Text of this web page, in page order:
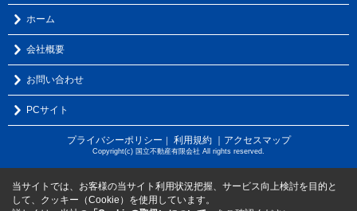
ホーム
会社概要
お問い合わせ
PCサイト
プライバシーポリシー 利用規約 ｜アクセスマップ
Copyright(c) 国立不動産有限会社 All rights reserved.
当サイトでは、お客様の当サイト利用状況把握、サービス向上検討を目的と
して、クッキー（Cookie）を使用しています。